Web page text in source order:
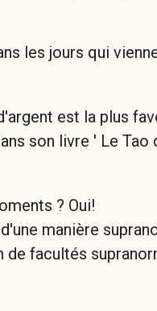
les jours qui
est la plus
son livre ' Le Tao
? Oui!
manière
facultés